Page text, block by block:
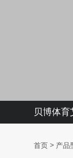
贝博体
首页 > 产品